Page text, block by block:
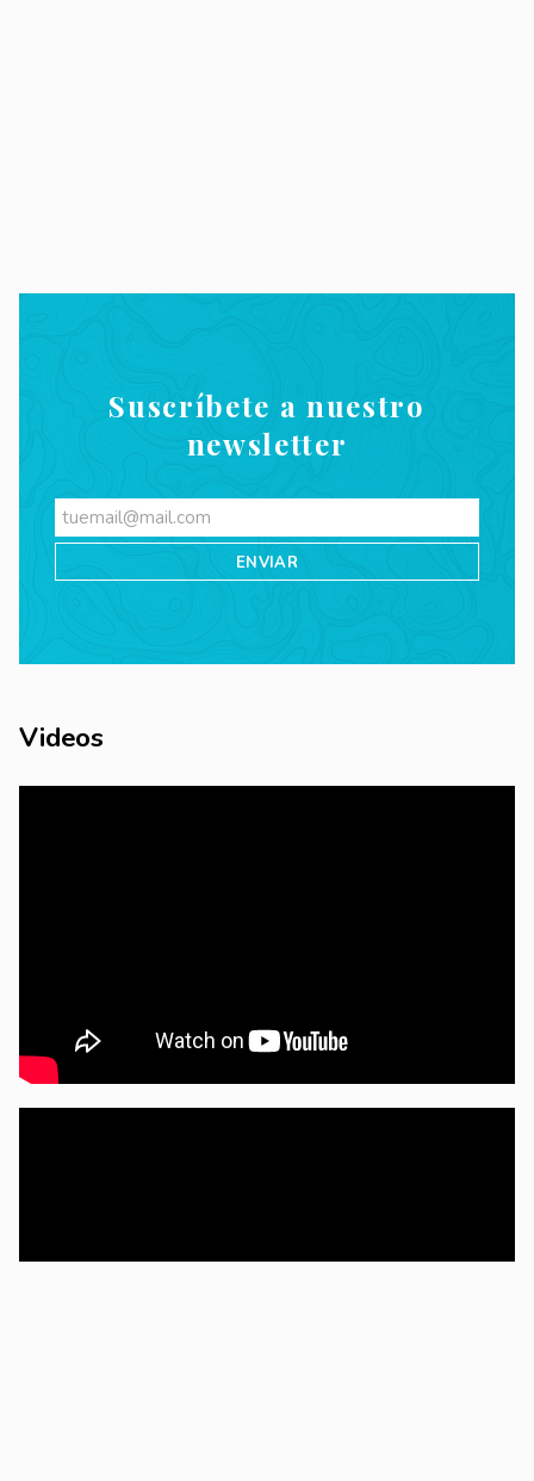
Suscríbete a nuestro
newsletter
Videos